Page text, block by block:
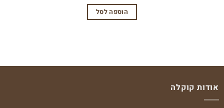
הוספה לסל
אודות קוקלה